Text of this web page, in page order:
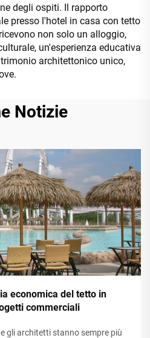
degli ospiti. Il rapporto
presso l'hotel in casa con tetto
non solo un alloggio,
un'esperienza educativa
architettonico unico,
Notizie
economica del tetto in
commerciali
gli architetti stanno sempre più